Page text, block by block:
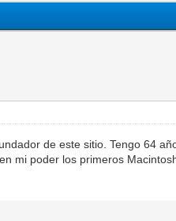
de este sitio. Tengo 64
mi poder los primeros